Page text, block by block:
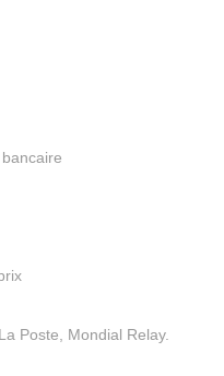
Poste, Mondial Relay.